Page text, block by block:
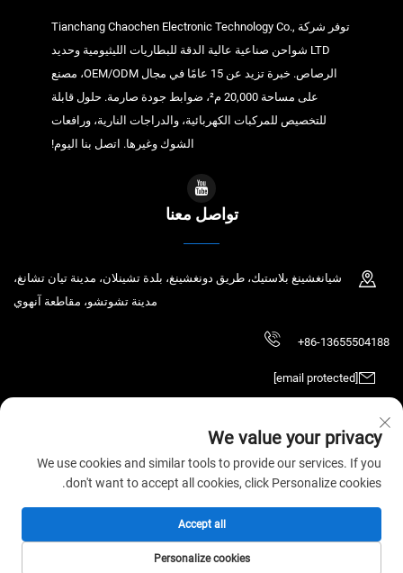
توفر شركة Tianchang Chaochen Electronic Technology Co.,
LTD شواحن صناعية عالية الدقة للبطاريات الليثيومية وحديد
الرصاص. خبرة تزيد عن 15 عامًا في مجال OEM/ODM، مصنع
على مساحة 20,000 م²، ضوابط جودة صارمة. حلول قابلة
للتخصيص للمركبات الكهربائية، والدراجات النارية، ورافعات
الشوك وغيرها. اتصل بنا اليوم!
تواصل معنا
شيانغشينغ بلاستيك، طريق دونغشينغ، بلدة تشينلان، مدينة تيان تشانغ،
مدينة تشوتشو، مقاطعة آنهوي
+86-13655504188
حقوق الطبع والنشر © 2025 تيان تشانغ تشاوتشين للتكنولوجيا الإلكترونية المحدودة.
جميع الحقوق محفوظة.سياسة الخصوصية
We value your privacy
We use cookies and similar tools to provide our services. If you
don't want to accept all cookies, click Personalize cookies.
Personalize cookies
Accept all